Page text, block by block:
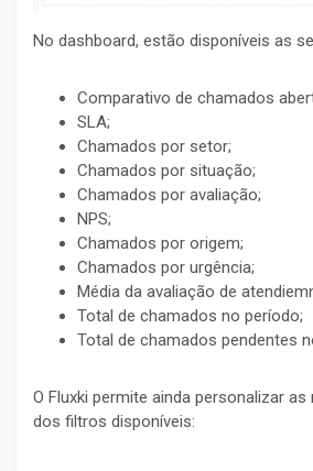
No dashboard, estão disponíveis as
Comparativo de chamados
SLA;
Chamados por setor;
Chamados por situação;
Chamados por avaliação;
NPS;
Chamados por origem;
Chamados por urgência;
Média da avaliação de
Total de chamados no período;
Total de chamados pendentes
O Fluxki permite ainda personalizar
dos filtros disponíveis: